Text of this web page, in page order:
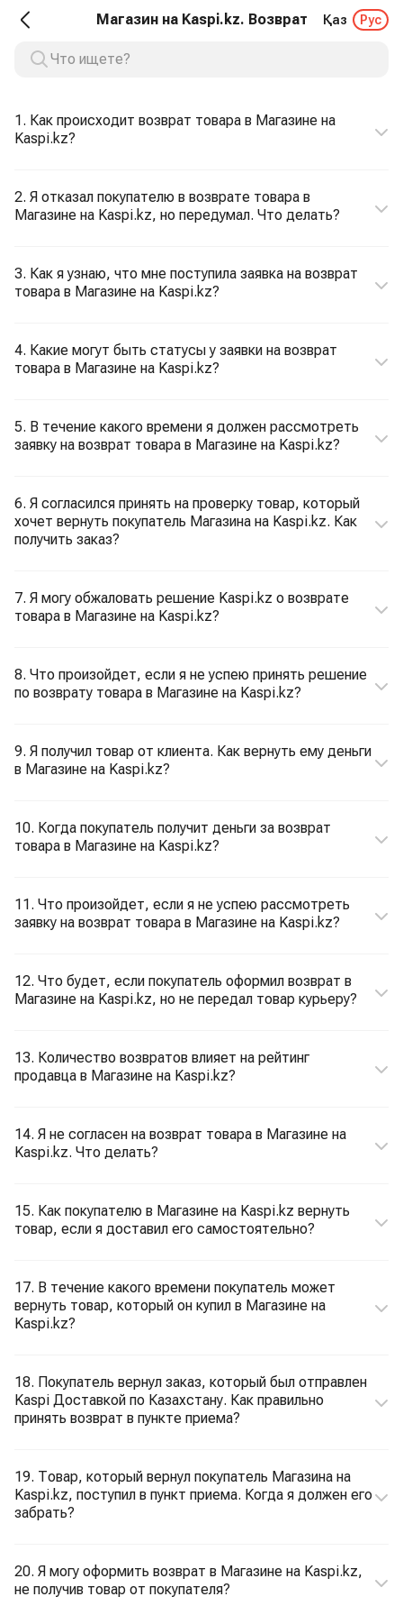
Магазин на Kaspi.kz. Возврат Қаз Рус
1. Как происходит возврат товара в Магазине на
Kaspi.kz?
2. Я отказал покупателю в возврате товара в
Магазине на Kaspi.kz, но передумал. Что делать?
3. Как я узнаю, что мне поступила заявка на возврат
товара в Магазине на Kaspi.kz?
4. Какие могут быть статусы у заявки на возврат
товара в Магазине на Kaspi.kz?
5. В течение какого времени я должен рассмотреть
заявку на возврат товара в Магазине на Kaspi.kz?
6. Я согласился принять на проверку товар, который
хочет вернуть покупатель Магазина на Kaspi.kz. Как
получить заказ?
7. Я могу обжаловать решение Kaspi.kz о возврате
товара в Магазине на Kaspi.kz?
8. Что произойдет, если я не успею принять решение
по возврату товара в Магазине на Kaspi.kz?
9. Я получил товар от клиента. Как вернуть ему деньги
в Магазине на Kaspi.kz?
10. Когда покупатель получит деньги за возврат
товара в Магазине на Kaspi.kz?
11. Что произойдет, если я не успею рассмотреть
заявку на возврат товара в Магазине на Kaspi.kz?
12. Что будет, если покупатель оформил возврат в
Магазине на Kaspi.kz, но не передал товар курьеру?
13. Количество возвратов влияет на рейтинг
продавца в Магазине на Kaspi.kz?
14. Я не согласен на возврат товара в Магазине на
Kaspi.kz. Что делать?
15. Как покупателю в Магазине на Kaspi.kz вернуть
товар, если я доставил его самостоятельно?
17. В течение какого времени покупатель может
вернуть товар, который он купил в Магазине на
Kaspi.kz?
18. Покупатель вернул заказ, который был отправлен
Kaspi Доставкой по Казахстану. Как правильно
принять возврат в пункте приема?
19. Товар, который вернул покупатель Магазина на
Kaspi.kz, поступил в пункт приема. Когда я должен его
забрать?
20. Я могу оформить возврат в Магазине на Kaspi.kz,
не получив товар от покупателя?